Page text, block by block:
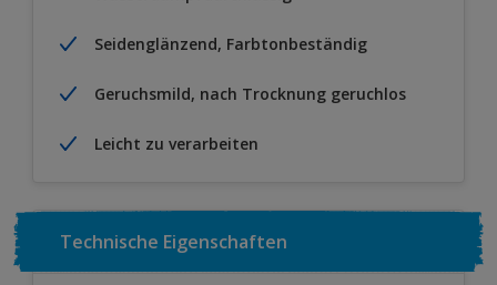
Seidenglänzend, Farbtonbeständig
Geruchsmild, nach Trocknung geruchlos
Leicht zu verarbeiten
Technische Eigenschaften